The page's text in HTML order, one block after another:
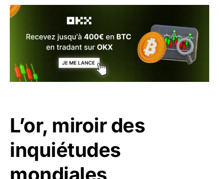
L’or, miroir des
inquiétudes